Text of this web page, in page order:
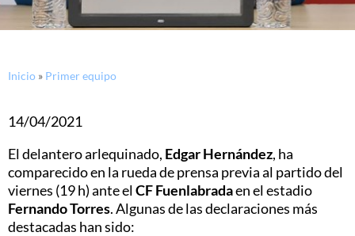
Inicio » Primer equipo
14/04/2021
El delantero arlequinado, Edgar Hernández, ha
comparecido en la rueda de prensa previa al partido del
viernes (19 h) ante elCFFuenlabradaen el estadio
Fernando Torres. Algunas de las declaraciones más
destacadas han sido: